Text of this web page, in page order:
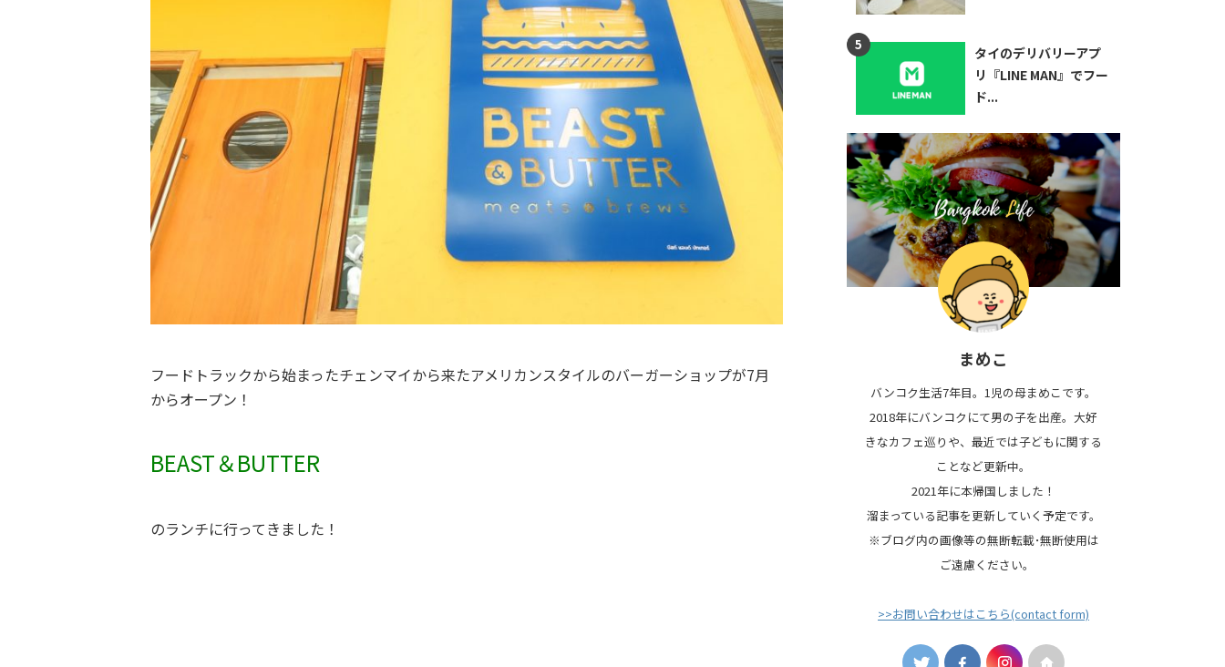
フードトラックから始まったチェンマイから来たアメリカンスタイルのバーガーショップが7月
からオープン！
BEAST＆BUTTER
のランチに行ってきました！
タイのデリバリーアプ
リ『LINE MAN』でフー
ド...
まめこ
バンコク生活7年目。1児の母まめこです。
2018年にバンコクにて男の子を出産。大好
きなカフェ巡りや、最近では子どもに関する
ことなど更新中。
2021年に本帰国しました！
溜まっている記事を更新していく予定です。
※ブログ内の画像等の無断転載･無断使用は
ご遠慮ください｡
>>お問い合わせはこちら(contact form)